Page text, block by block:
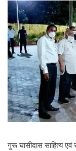
गुरू घासीदास साहित्य एवं